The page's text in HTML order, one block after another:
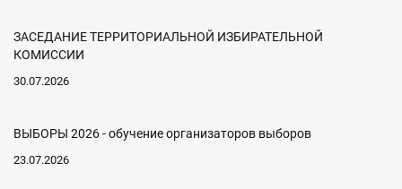
ЗАСЕДАНИЕ ТЕРРИТОРИАЛЬНОЙ ИЗБИРАТЕЛЬНОЙ
КОМИССИИ
30.07.2026
ВЫБОРЫ 2026 - обучение организаторов выборов
23.07.2026